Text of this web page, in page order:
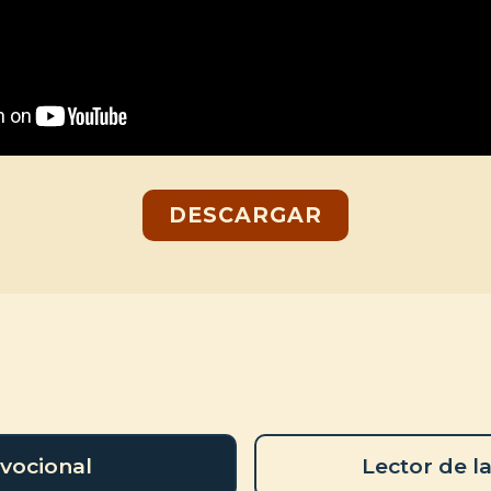
DESCARGAR
Lector de